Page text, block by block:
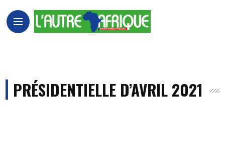
PRÉSIDENTIELLE D’AVRIL 2021